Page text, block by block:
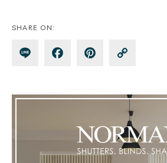
SHARE ON:
Lin Fa
ok
Pin
st k